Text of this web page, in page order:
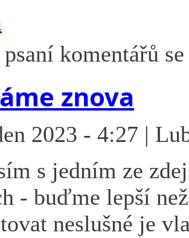
psaní komentářů
znova
2023 - 4:27 |
s jedním ze
- buďme lepší
neslušné je